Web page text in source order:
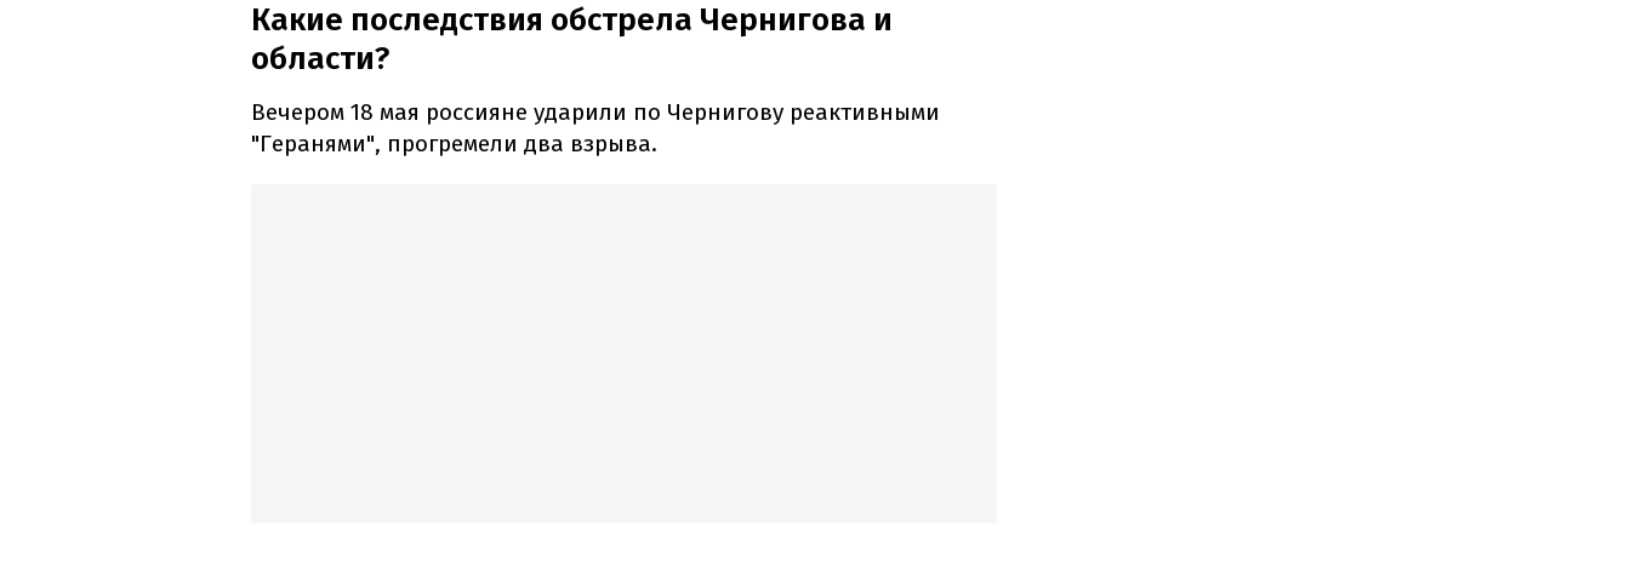
Какие последствия обстрела Чернигова и
области?
Вечером 18 мая россияне ударили по Чернигову реактивными
"Геранями", прогремели два взрыва.